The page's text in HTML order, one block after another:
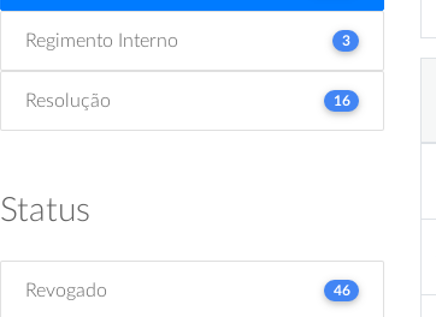
Regimento Interno 3
Resolução 16
Status
Revogado 46